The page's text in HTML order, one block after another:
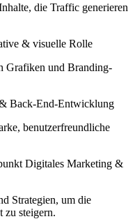
die Traffic generieren
& visuelle Rolle
Grafiken und Branding-
Back-End-Entwicklung
benutzerfreundliche
Digitales Marketing &
Strategien, um die
zu steigern.